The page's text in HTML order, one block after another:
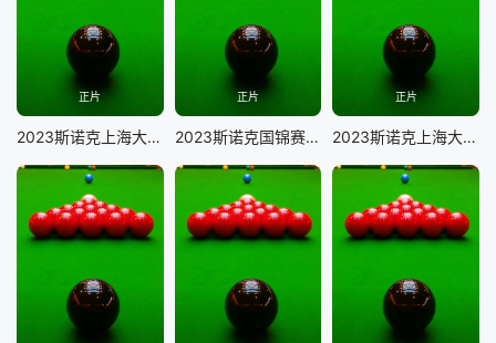
正片
2023斯诺克上海大师赛罗尼·奥沙利文VS阿里·卡特
正片
2023斯诺克国锦赛 资格赛 杰克·利索夫斯基VS贺国强
正片
2023斯诺克上海大师赛 卢卡·布雷切尔VS罗伯特·米尔金